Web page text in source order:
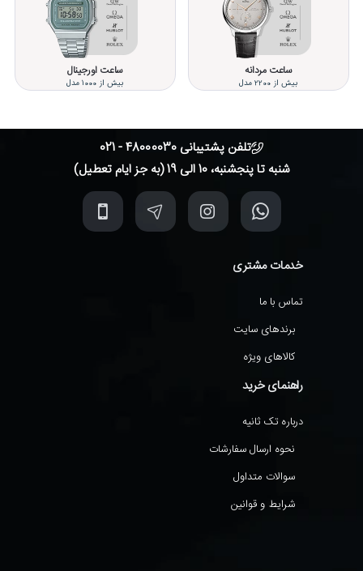
ساعت مردانه
بیش از 2200 مدل
ساعت اورجینال
بیش از 1000 مدل
تلفن پشتیبانی 48000030 - 021
شنبه تا پنجشنبه، 10 الی 19 (به جز ایام تعطیل)
خدمات مشتری
تماس با ما
برندهای سایت
کالاهای ویژه
راهنمای خرید
درباره تک ثانیه
نحوه ارسال سفارشات
سوالات متداول
شرایط و قوانین